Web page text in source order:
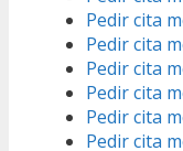
Pedir cita
Pedir cita
Pedir cita
Pedir cita
Pedir cita
Pedir cita